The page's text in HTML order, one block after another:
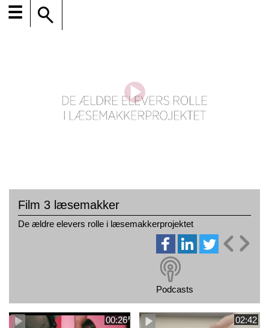
☰
Film 3 læsemakker
De ældre elevers rolle i læsemakkerprojektet
Podcasts
00:26 02:42